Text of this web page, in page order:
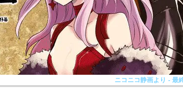
ニコニコ静画より - 最